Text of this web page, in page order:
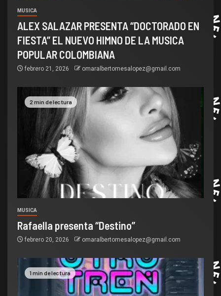
MUSICA
ALEX SALAZAR PRESENTA “DOCTORADO EN
FIESTA” EL NUEVO HIMNO DE LA MUSICA
POPULAR COLOMBIANA
febrero 21, 2026 omaralbertomesalopez@gmail.com
2 min de lectura
MUSICA
Rafaella presenta “Destino”
febrero 20, 2026 omaralbertomesalopez@gmail.com
1 min de lectura